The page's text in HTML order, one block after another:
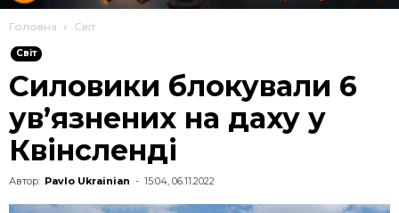
Головна Cвіт
Cвіт
Силовики блокували 6
ув’язнених на даху у
Квінсленді
Автор: Pavlo Ukrainian - 15:04, 06.11.2022